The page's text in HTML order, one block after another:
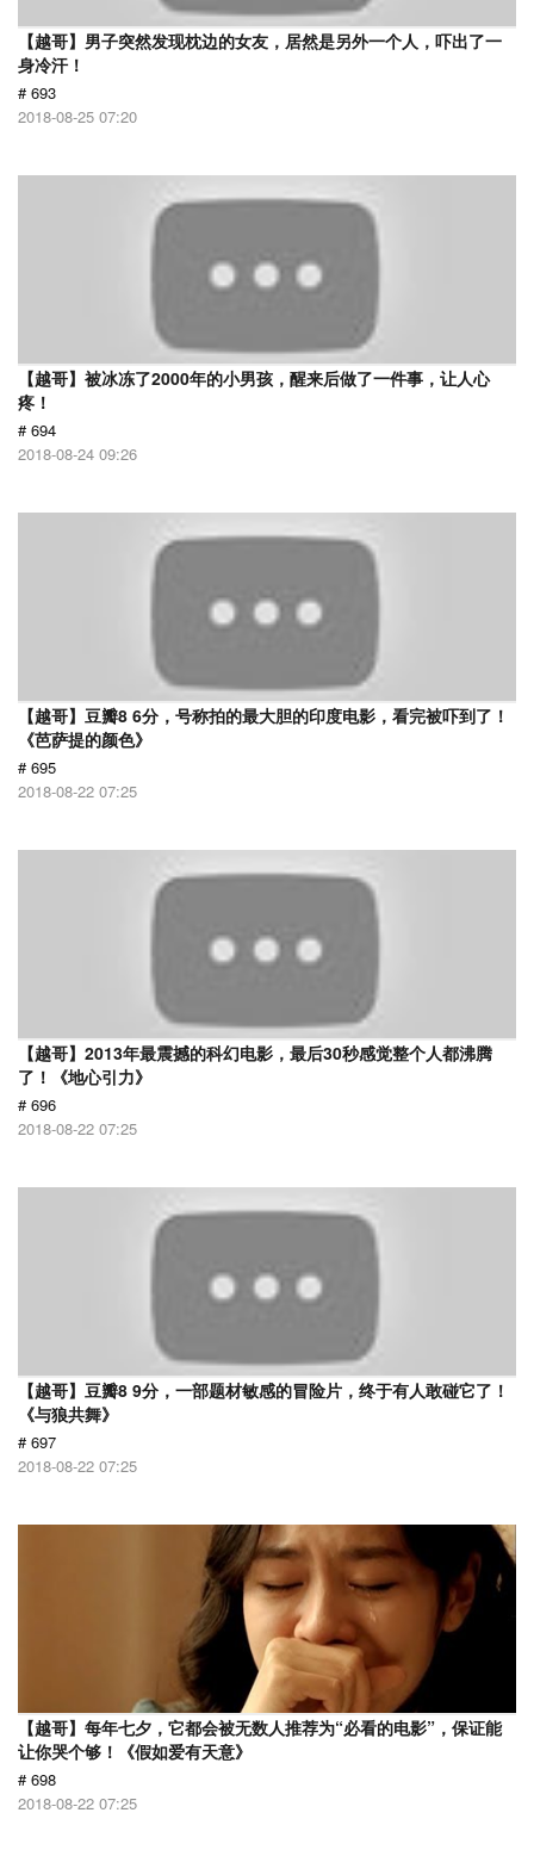
【越哥】男子突然发现枕边的女友，居然是另外一个人，吓出了一
身冷汗！
# 693
2018-08-25 07:20
【越哥】被冰冻了2000年的小男孩，醒来后做了一件事，让人心
疼！
# 694
2018-08-24 09:26
【越哥】豆瓣8 6分，号称拍的最大胆的印度电影，看完被吓到了！
《芭萨提的颜色》
# 695
2018-08-22 07:25
【越哥】2013年最震撼的科幻电影，最后30秒感觉整个人都沸腾
了！《地心引力》
# 696
2018-08-22 07:25
【越哥】豆瓣8 9分，一部题材敏感的冒险片，终于有人敢碰它了！
《与狼共舞》
# 697
2018-08-22 07:25
【越哥】每年七夕，它都会被无数人推荐为“必看的电影”，保证能
让你哭个够！《假如爱有天意》
# 698
2018-08-22 07:25